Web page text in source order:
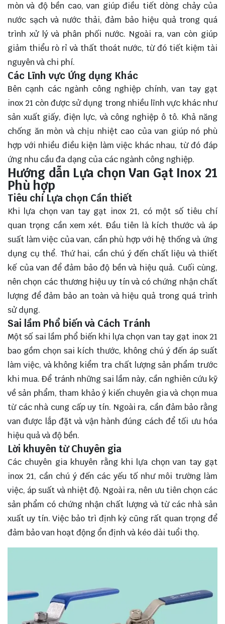
mòn và độ bền cao, van giúp điều tiết dòng chảy của
nước sạch và nước thải, đảm bảo hiệu quả trong quá
trình xử lý và phân phối nước. Ngoài ra, van còn giúp
giảm thiểu rò rỉ và thất thoát nước, từ đó tiết kiệm tài
nguyên và chi phí.
Các Lĩnh vực Ứng dụng Khác
Bên cạnh các ngành công nghiệp chính, van tay gạt
inox 21 còn được sử dụng trong nhiều lĩnh vực khác như
sản xuất giấy, điện lực, và công nghiệp ô tô. Khả năng
chống ăn mòn và chịu nhiệt cao của van giúp nó phù
hợp với nhiều điều kiện làm việc khác nhau, từ đó đáp
ứng nhu cầu đa dạng của các ngành công nghiệp.
Hướng dẫn Lựa chọn Van Gạt Inox 21
Phù hợp
Tiêu chí Lựa chọn Cần thiết
Khi lựa chọn van tay gạt inox 21, có một số tiêu chí
quan trọng cần xem xét. Đầu tiên là kích thước và áp
suất làm việc của van, cần phù hợp với hệ thống và ứng
dụng cụ thể. Thứ hai, cần chú ý đến chất liệu và thiết
kế của van để đảm bảo độ bền và hiệu quả. Cuối cùng,
nên chọn các thương hiệu uy tín và có chứng nhận chất
lượng để đảm bảo an toàn và hiệu quả trong quá trình
sử dụng.
Sai lầm Phổ biến và Cách Tránh
Một số sai lầm phổ biến khi lựa chọn van tay gạt inox 21
bao gồm chọn sai kích thước, không chú ý đến áp suất
làm việc, và không kiểm tra chất lượng sản phẩm trước
khi mua. Để tránh những sai lầm này, cần nghiên cứu kỹ
về sản phẩm, tham khảo ý kiến chuyên gia và chọn mua
từ các nhà cung cấp uy tín. Ngoài ra, cần đảm bảo rằng
van được lắp đặt và vận hành đúng cách để tối ưu hóa
hiệu quả và độ bền.
Lời khuyên từ Chuyên gia
Các chuyên gia khuyên rằng khi lựa chọn van tay gạt
inox 21, cần chú ý đến các yếu tố như môi trường làm
việc, áp suất và nhiệt độ. Ngoài ra, nên ưu tiên chọn các
sản phẩm có chứng nhận chất lượng và từ các nhà sản
xuất uy tín. Việc bảo trì định kỳ cũng rất quan trọng để
đảm bảo van hoạt động ổn định và kéo dài tuổi thọ.